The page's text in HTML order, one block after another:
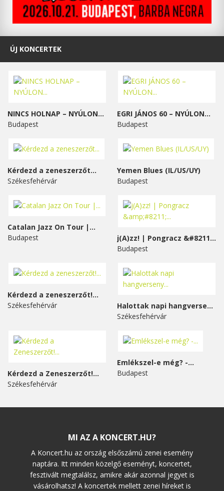
ÚJ KONCERTEK
NINCS HOLNAP – NYÚLON...
Budapest
EGRI JÁNOS 60 – NYÚLON...
Budapest
Kérdezd a zeneszerzőt...
Székesfehérvár
Yemen Blues (IL/US/UY)
Budapest
Catalan Jazz On Tour |...
Budapest
j(A)zz! | Pongracz &#8211;...
Budapest
Kérdezd a zeneszerzőt!...
Székesfehérvár
Halottak napi hangverseny...
Székesfehérvár
Kérdezd a Zeneszerzőt!...
Székesfehérvár
Emlékszel-e még? -...
Budapest
MI AZ A KONCERT.HU?
A Koncert.hu az ország elsőszámú zenei esemény
naptára. Itt minden közelgő eseményt, koncertet,
fesztivált megtalálsz, amikre akár azonnal jegyet is
vásárolhatsz! A koncertek mellett zenei híreket is